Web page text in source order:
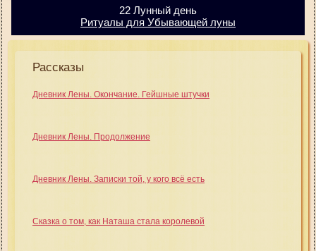
22 Лунный день
Ритуалы для Убывающей луны
Рассказы
Дневник Лены. Окончание. Гейшные штучки
Дневник Лены. Продолжение
Дневник Лены. Записки той, у кого всё есть
Сказка о том, как Наташа стала королевой